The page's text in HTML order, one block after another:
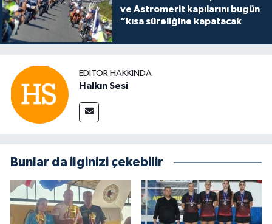
ve Astromerit kapılarını bugün
“kısa süreliğine kapatacak
EDITÖR HAKKINDA
Halkın Sesi
Bunlar da ilginizi çekebilir